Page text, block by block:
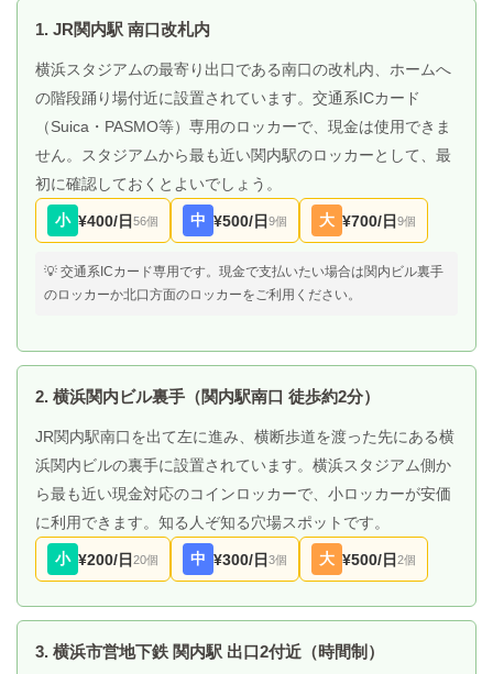
1. JR関内駅 南口改札内
横浜スタジアムの最寄り出口である南口の改札内、ホームへ
の階段踊り場付近に設置されています。交通系ICカード
（Suica・PASMO等）専用のロッカーで、現金は使用できま
せん。スタジアムから最も近い関内駅のロッカーとして、最
初に確認しておくとよいでしょう。
小 ¥400/日56個 中 ¥500/日9個 大 ¥700/日9個
💡 交通系ICカード専用です。現金で支払いたい場合は関内ビル裏手
のロッカーか北口方面のロッカーをご利用ください。
2. 横浜関内ビル裏手（関内駅南口 徒歩約2分）
JR関内駅南口を出て左に進み、横断歩道を渡った先にある横
浜関内ビルの裏手に設置されています。横浜スタジアム側か
ら最も近い現金対応のコインロッカーで、小ロッカーが安価
に利用できます。知る人ぞ知る穴場スポットです。
小 ¥200/日20個 中 ¥300/日3個 大 ¥500/日2個
3. 横浜市営地下鉄 関内駅 出口2付近（時間制）